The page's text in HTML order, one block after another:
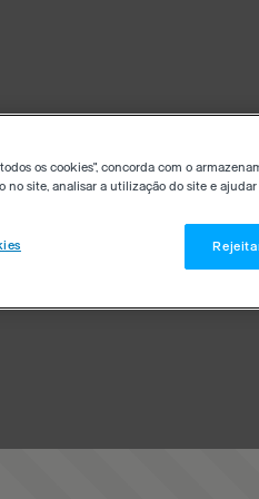
os cookies", concorda com o
no site, analisar a utilização do site e